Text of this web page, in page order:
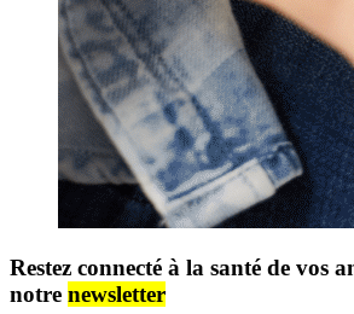
Restez connecté à la santé de vos
notre newsletter